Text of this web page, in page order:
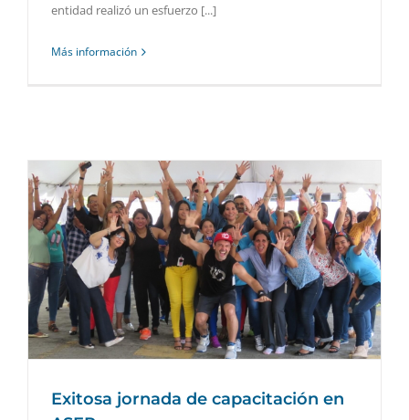
entidad realizó un esfuerzo [...]
Más información
Exitosa jornada de capacitación en